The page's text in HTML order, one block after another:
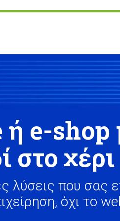
e-shop
στο χέρι
λύσεις που σας
όχι το